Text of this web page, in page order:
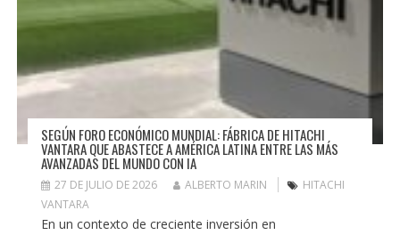
SEGÚN FORO ECONÓMICO MUNDIAL: FÁBRICA DE HITACHI
VANTARA QUE ABASTECE A AMÉRICA LATINA ENTRE LAS MÁS
AVANZADAS DEL MUNDO CON IA
27 DE JULIO DE 2026 ALBERTO MARIN
HITACHI
VANTARA
En un contexto de creciente inversión en